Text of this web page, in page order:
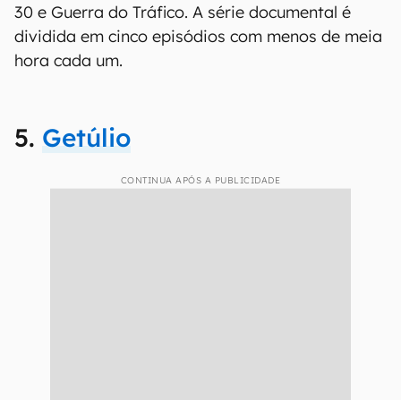
30 e Guerra do Tráfico. A série documental é
dividida em cinco episódios com menos de meia
hora cada um.
5. Getúlio
CONTINUA APÓS A PUBLICIDADE